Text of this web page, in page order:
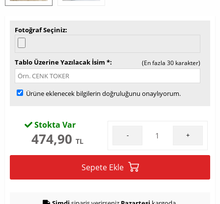
Fotoğraf Seçiniz
Tablo Üzerine Yazılacak İsim * (En fazla 30 karakter)
Ürüne eklenecek bilgilerin doğruluğunu onaylıyorum.
Stokta Var
474,90 TL
- +
Sepete Ekle